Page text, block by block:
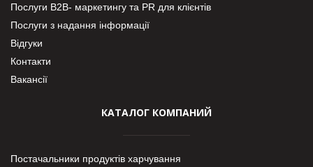
Послуги В2В- маркетингу та PR для клієнтів
Послуги з надання інформації
Відгуки
Контакти
Вакансії
КАТАЛОГ КОМПАНИЙ
Постачальники продуктів харчування